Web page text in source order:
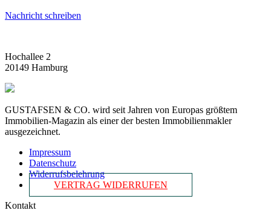
Nachricht schreiben
Hochallee 2
20149 Hamburg
GUSTAFSEN & CO. wird seit Jahren von Europas größtem
Immobilien-Magazin als einer der besten Immobilienmakler
ausgezeichnet.
Impressum
Datenschutz
Widerrufsbelehrung
VERTRAG WIDERRUFEN
Kontakt